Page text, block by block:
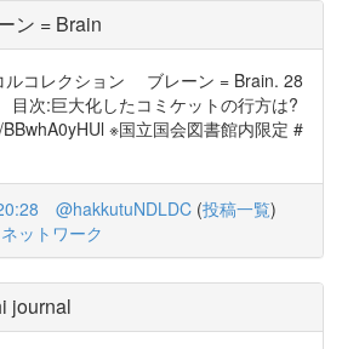
ン = Brain
ルコレクション ブレーン = Brain. 28
目次:巨大化したコミケットの行方は?
※国立国会図書館内限定 #
@hakkutuNDLDC (投稿一覧)
ットワーク
journal